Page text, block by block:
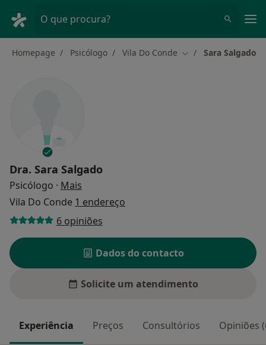
O que procura?
Homepage Psicólogo Vila Do Conde Mudar de cidade
Sara Salgado
Dra. Sara Salgado
Psicólogo · Mais
Vila Do Conde 1 endereço
6 opiniões
Dados do contacto
Solicite um atendimento
Experiência Preços Consultórios Opiniões